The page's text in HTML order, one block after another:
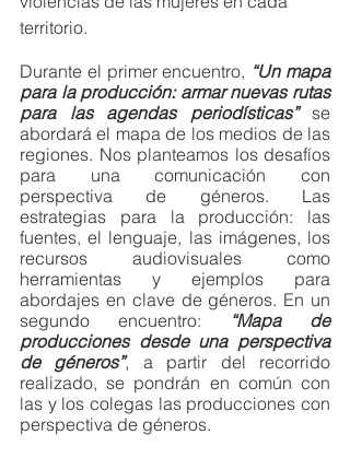
territorio.
Durante el primer encuentro, “Un mapa
para la producción: armar nuevas rutas
para las agendas periodísticas” se
abordará el mapa de los medios de las
regiones. Nos planteamos los desafíos
para una comunicación con
perspectiva de géneros. Las
estrategias para la producción: las
fuentes, el lenguaje, las imágenes, los
recursos audiovisuales como
herramientas y ejemplos para
abordajes en clave de géneros. En un
segundo encuentro:
“Mapa de
producciones desde una perspectiva
de géneros”, a partir del recorrido
realizado, se pondrán en común con
las y los colegas las producciones con
perspectiva de géneros.